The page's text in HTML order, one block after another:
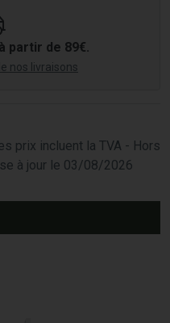
partir de 89€.
nos livraisons
prix incluent la TVA - Hors
à jour le 03/08/2026